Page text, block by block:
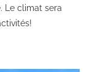
Le climat sera